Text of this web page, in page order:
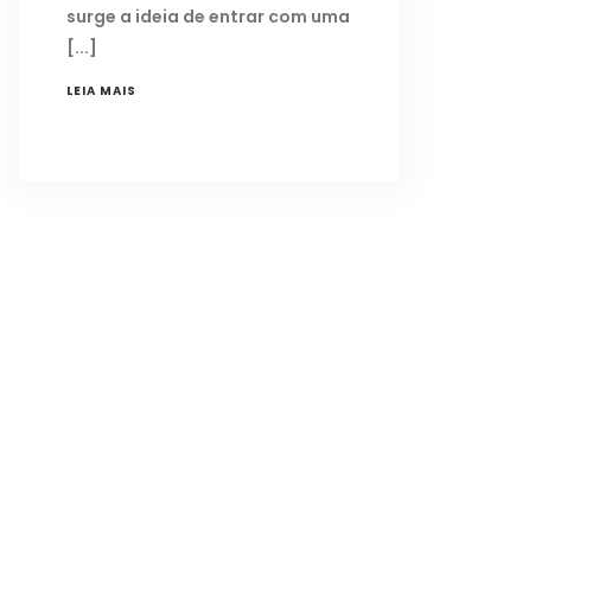
surge a ideia de entrar com uma
LEIA MAIS